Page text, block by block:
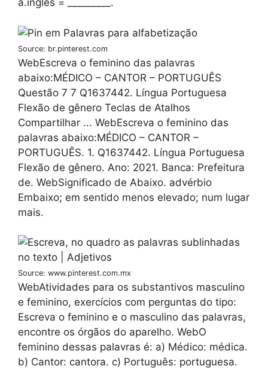
a.inglês = _________.
Source: br.pinterest.com
WebEscreva o feminino das palavras
abaixo:MÉDICO – CANTOR – PORTUGUÊS
Questão 7 7 Q1637442. Língua Portuguesa
Flexão de gênero Teclas de Atalhos
Compartilhar ... WebEscreva o feminino das
palavras abaixo:MÉDICO – CANTOR –
PORTUGUÊS. 1. Q1637442. Língua Portuguesa
Flexão de gênero. Ano: 2021. Banca: Prefeitura
de. WebSignificado de Abaixo. advérbio
Embaixo; em sentido menos elevado; num lugar
mais.
Source: www.pinterest.com.mx
WebAtividades para os substantivos masculino
e feminino, exercícios com perguntas do tipo:
Escreva o feminino e o masculino das palavras,
encontre os órgãos do aparelho. WebO
feminino dessas palavras é: a) Médico: médica.
b) Cantor: cantora. c) Português: portuguesa.